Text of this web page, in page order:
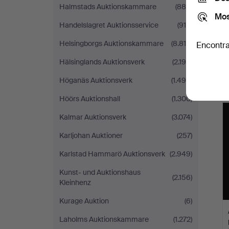
Halmstads Auktionskammare
(886)
Handelslagret Auktionsservice
(915)
Helsingborgs Auktionskammare
(8.819)
Hälsinglands Auktionsverk
(2.190)
Höganäs Auktionsverk
(1.496)
Höörs Auktionshall
(1.300)
Kalmar Auktionsverk
(3.074)
Karljohan Auktioner
(257)
Karlstad Hammarö Auktionsverk (2.949)
Kunst- und Auktionshaus
Kleinhenz
(2.156)
Kurage Auktion
(6)
Laholms Auktionskammare
(1.272)